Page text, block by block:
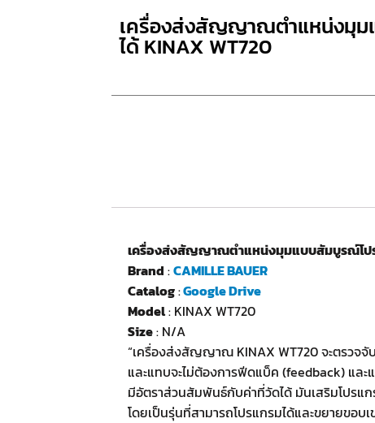
เครื่องส่งสัญญาณตำแหน่งมุม
ได้ KINAX WT720
เครื่องส่งสัญญาณตำแหน่งมุมแบบสัมบูรณ์โปร
Brand :CAMILLE BAUER
Catalog:Google Drive
Model: KINAX WT720
Size: N/A
“เครื่องส่งสัญญาณ KINAX WT720 จะตรวจ
และแทบจะไม่ต้องการฟีดแบ็ค (feedback) แ
มีอัตราส่วนสัมพันธ์กับค่าที่วัดได้ มันเสริมโปรแ
โดยเป็นรุ่นที่สามารถโปรแกรมได้และขยายขอบ